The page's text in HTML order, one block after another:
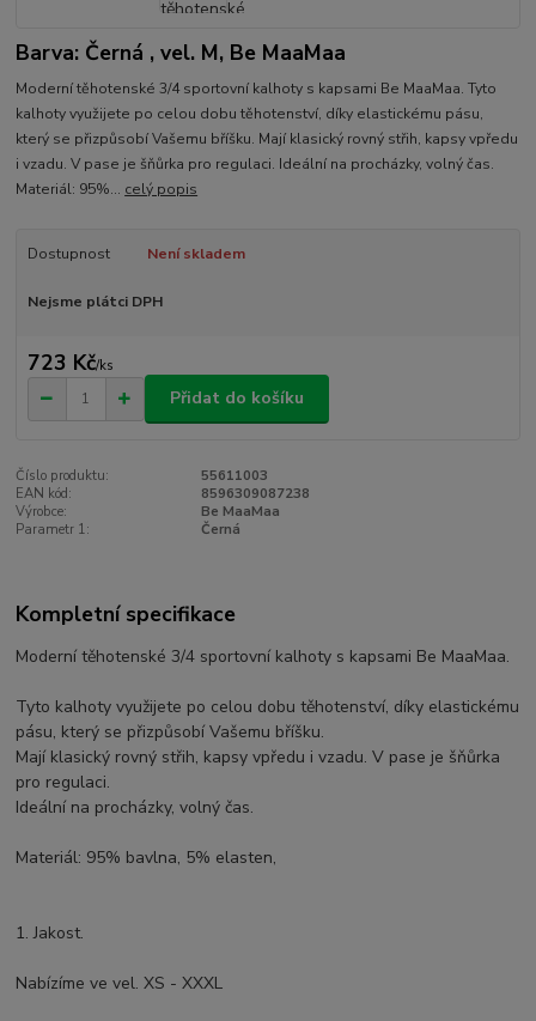
Barva: Černá , vel. M, Be MaaMaa
Moderní těhotenské 3/4 sportovní kalhoty s kapsami Be MaaMaa. Tyto
kalhoty využijete po celou dobu těhotenství, díky elastickému pásu,
který se přizpůsobí Vašemu bříšku. Mají klasický rovný střih, kapsy vpředu
i vzadu. V pase je šňůrka pro regulaci. Ideální na procházky, volný čas.
Materiál: 95%... celý popis
Dostupnost Není skladem
Nejsme plátci DPH
723 Kč/ks
Přidat do košíku
Číslo produktu:
55611003
EAN kód:
8596309087238
Výrobce:
Be MaaMaa
Parametr 1:
Černá
Kompletní specifikace
Moderní těhotenské 3/4 sportovní kalhoty s kapsami Be MaaMaa.
Tyto kalhoty využijete po celou dobu těhotenství, díky elastickému
pásu, který se přizpůsobí Vašemu bříšku.
Mají klasický rovný střih, kapsy vpředu i vzadu. V pase je šňůrka
pro regulaci.
Ideální na procházky, volný čas.
Materiál: 95% bavlna, 5% elasten,
1. Jakost.
Nabízíme ve vel. XS - XXXL